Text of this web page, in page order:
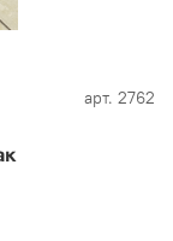
арт. 2762